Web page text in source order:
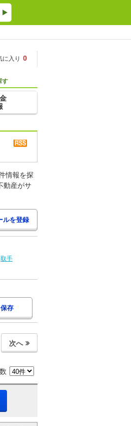
に入り 0
す
情報を探
動産がサ
取手
存
次へ